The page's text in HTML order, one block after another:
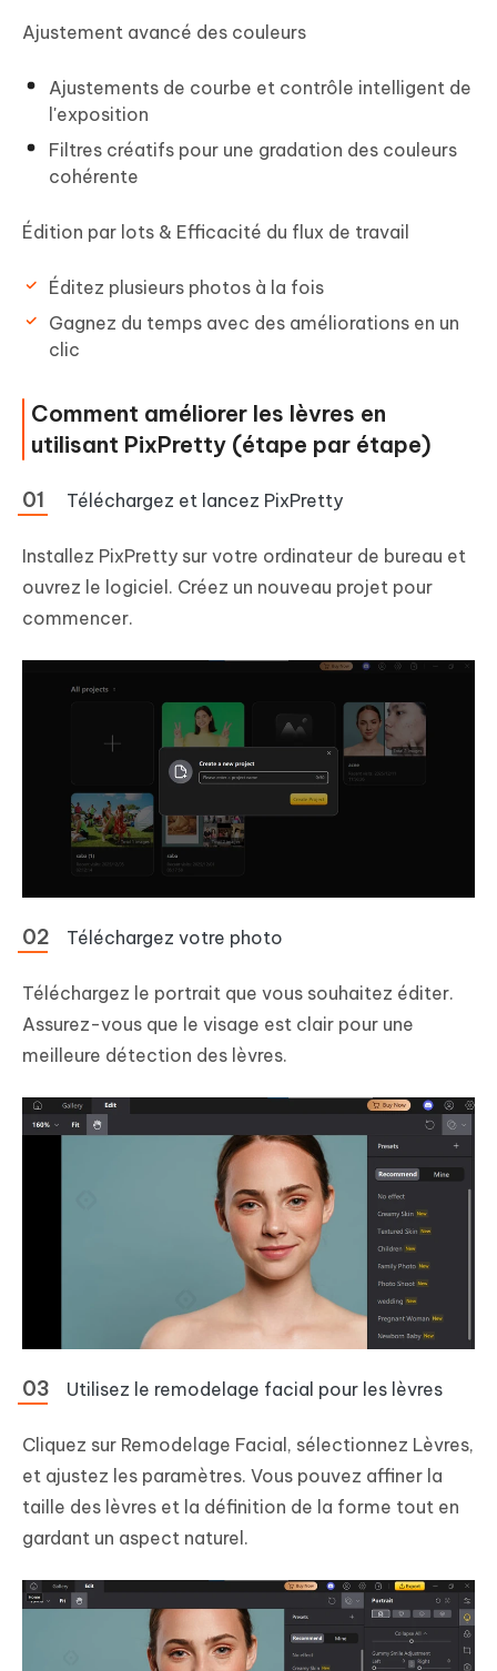
Ajustement avancé des couleurs
Ajustements de courbe et contrôle intelligent de
l'exposition
Filtres créatifs pour une gradation des couleurs
cohérente
Édition par lots & Efficacité du flux de travail
Éditez plusieurs photos à la fois
Gagnez du temps avec des améliorations en un
clic
Comment améliorer les lèvres en
utilisant PixPretty (étape par étape)
Téléchargez et lancez PixPretty
Installez PixPretty sur votre ordinateur de bureau et
ouvrez le logiciel. Créez un nouveau projet pour
commencer.
Téléchargez votre photo
Téléchargez le portrait que vous souhaitez éditer.
Assurez-vous que le visage est clair pour une
meilleure détection des lèvres.
Utilisez le remodelage facial pour les lèvres
Cliquez sur Remodelage Facial, sélectionnez Lèvres,
et ajustez les paramètres. Vous pouvez affiner la
taille des lèvres et la définition de la forme tout en
gardant un aspect naturel.